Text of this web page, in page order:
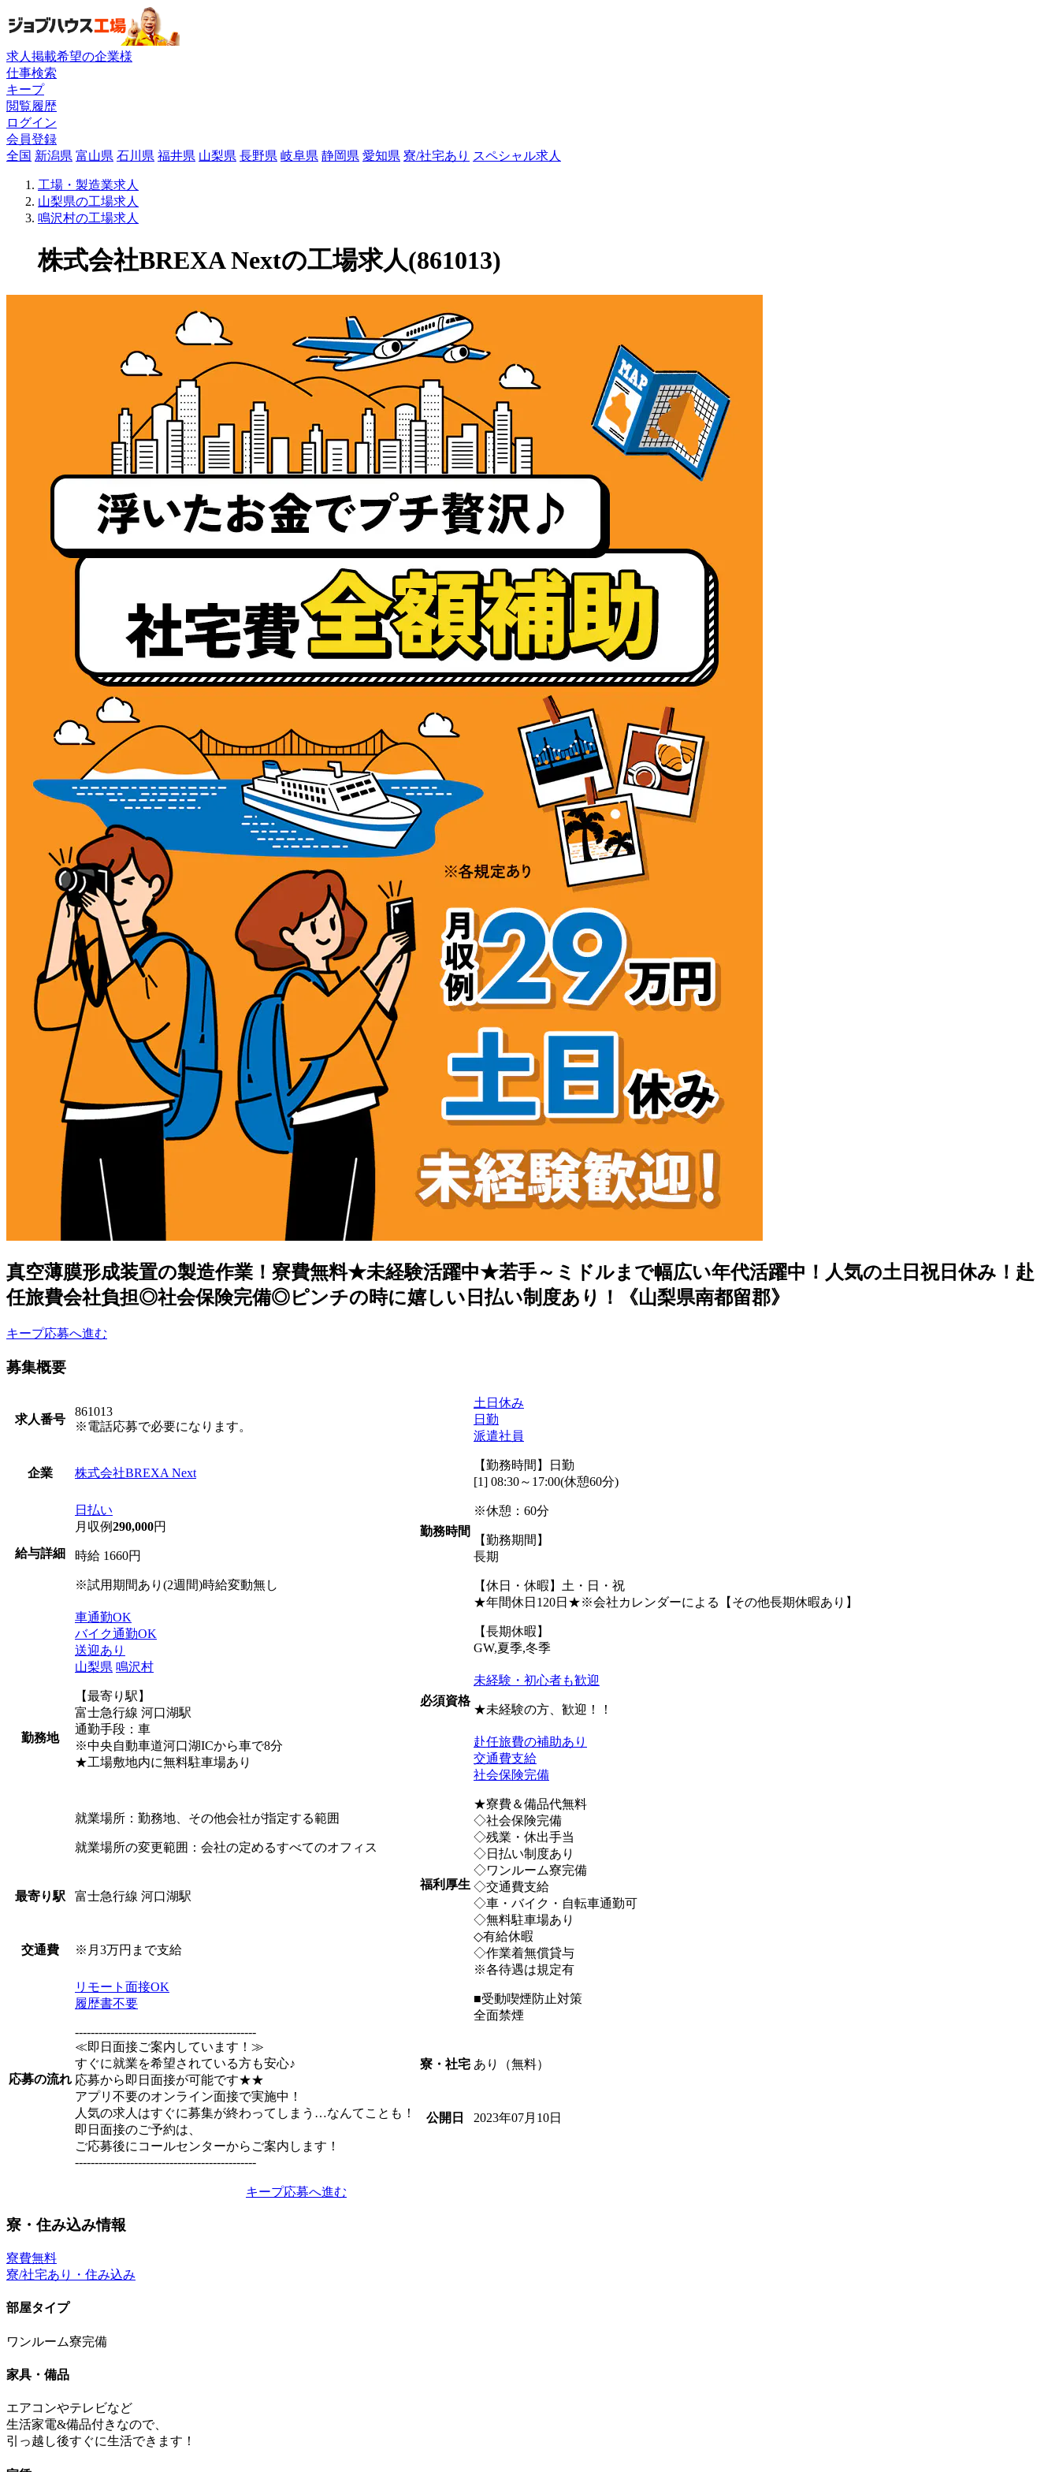
求人掲載希望の企業様
仕事検索
キープ
閲覧履歴
ログイン
会員登録
全国 新潟県 富山県 石川県 福井県 山梨県 長野県 岐阜県 静岡県 愛知県 寮/社宅あり スペシャル求人
工場・製造業求人
山梨県の工場求人
鳴沢村の工場求人
株式会社BREXA Nextの工場求人(861013)
真空薄膜形成装置の製造作業！寮費無料★未経験活躍中★若手～ミドルまで幅広い年代活躍中！人気の土日祝日休み！赴
任旅費会社負担◎社会保険完備◎ピンチの時に嬉しい日払い制度あり！《山梨県南都留郡》
キープ応募へ進む
募集概要
求人番号
861013
※電話応募で必要になります。
企業 株式会社BREXA Next
給与詳細
日払い
月収例290,000円
時給 1660円
※試用期間あり(2週間)時給変動無し
勤務地
車通勤OK
バイク通勤OK
送迎あり
山梨県 鳴沢村
【最寄り駅】
富士急行線 河口湖駅
通勤手段：車
※中央自動車道河口湖ICから車で8分
★工場敷地内に無料駐車場あり
就業場所：勤務地、その他会社が指定する範囲
就業場所の変更範囲：会社の定めるすべてのオフィス
最寄り駅 富士急行線 河口湖駅
交通費 ※月3万円まで支給
応募の流れ
リモート面接OK
履歴書不要
----------------------------------------------
≪即日面接ご案内しています！≫
すぐに就業を希望されている方も安心♪
応募から即日面接が可能です★★
アプリ不要のオンライン面接で実施中！
人気の求人はすぐに募集が終わってしまう…なんてことも！
即日面接のご予約は、
ご応募後にコールセンターからご案内します！
----------------------------------------------
勤務時間
土日休み
日勤
派遣社員
【勤務時間】日勤
[1] 08:30～17:00(休憩60分)
※休憩：60分
【勤務期間】
長期
【休日・休暇】土・日・祝
★年間休日120日★※会社カレンダーによる【その他長期休暇あり】
【長期休暇】
GW,夏季,冬季
必須資格
未経験・初心者も歓迎
★未経験の方、歓迎！！
福利厚生
赴任旅費の補助あり
交通費支給
社会保険完備
★寮費＆備品代無料
◇社会保険完備
◇残業・休出手当
◇日払い制度あり
◇ワンルーム寮完備
◇交通費支給
◇車・バイク・自転車通勤可
◇無料駐車場あり
◇有給休暇
◇作業着無償貸与
※各待遇は規定有
■受動喫煙防止対策
全面禁煙
寮・社宅 あり（無料）
公開日 2023年07月10日
キープ応募へ進む
寮・住み込み情報
寮費無料
寮/社宅あり・住み込み
部屋タイプ
ワンルーム寮完備
家具・備品
エアコンやテレビなど
生活家電&備品付きなので、
引っ越し後すぐに生活できます！